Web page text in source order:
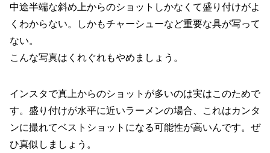
中途半端な斜め上からのショットしかなくて盛り付けがよ
くわからない。しかもチャーシューなど重要な具が写って
ない。
こんな写真はくれぐれもやめましょう。
インスタで真上からのショットが多いのは実はこのためで
す。盛り付けが水平に近いラーメンの場合、これはカンタ
ンに撮れてベストショットになる可能性が高いんです。ぜ
ひ真似しましょう。